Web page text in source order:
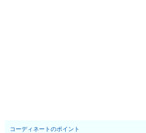
コーディネートのポイント